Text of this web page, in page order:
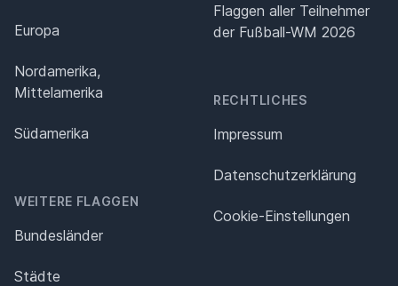
Europa
Nordamerika,
Mittelamerika
Südamerika
WEITERE FLAGGEN
Bundesländer
Städte
Flaggen aller Teilnehmer
der Fußball-WM 2026
RECHTLICHES
Impressum
Datenschutz­erklärung
Cookie-Einstellungen